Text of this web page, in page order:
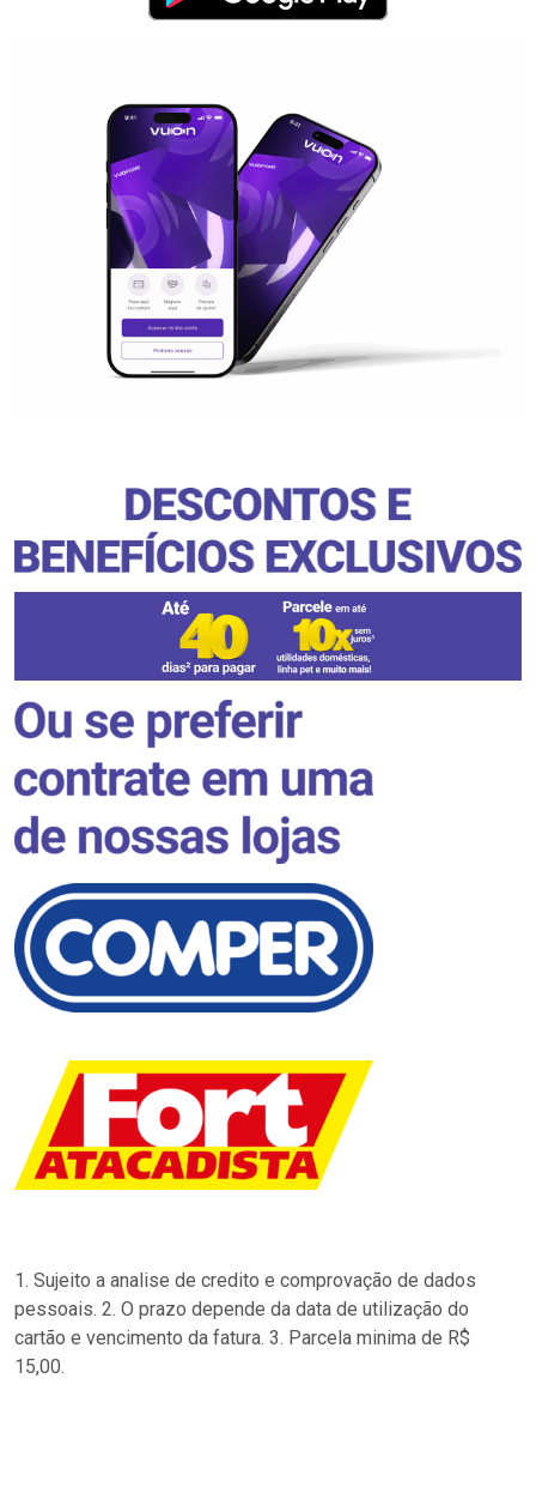
1. Sujeito a analise de credito e comprovação de dados
pessoais. 2. O prazo depende da data de utilização do
cartão e vencimento da fatura. 3. Parcela minima de R$
15,00.